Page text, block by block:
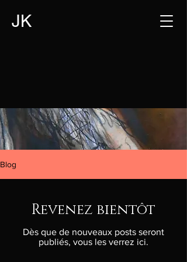
JK
Blog
Revenez bientôt
Dès que de nouveaux posts seront
publiés, vous les verrez ici.